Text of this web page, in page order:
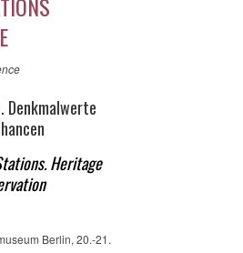
Heritage
Berlin, 20.-21.